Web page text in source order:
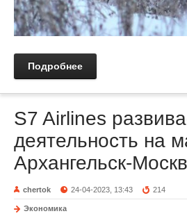
Подробнее
S7 Airlines
деятельность на
Архангельск-
chertok 24-04-2023, 13:43 214
Экономика